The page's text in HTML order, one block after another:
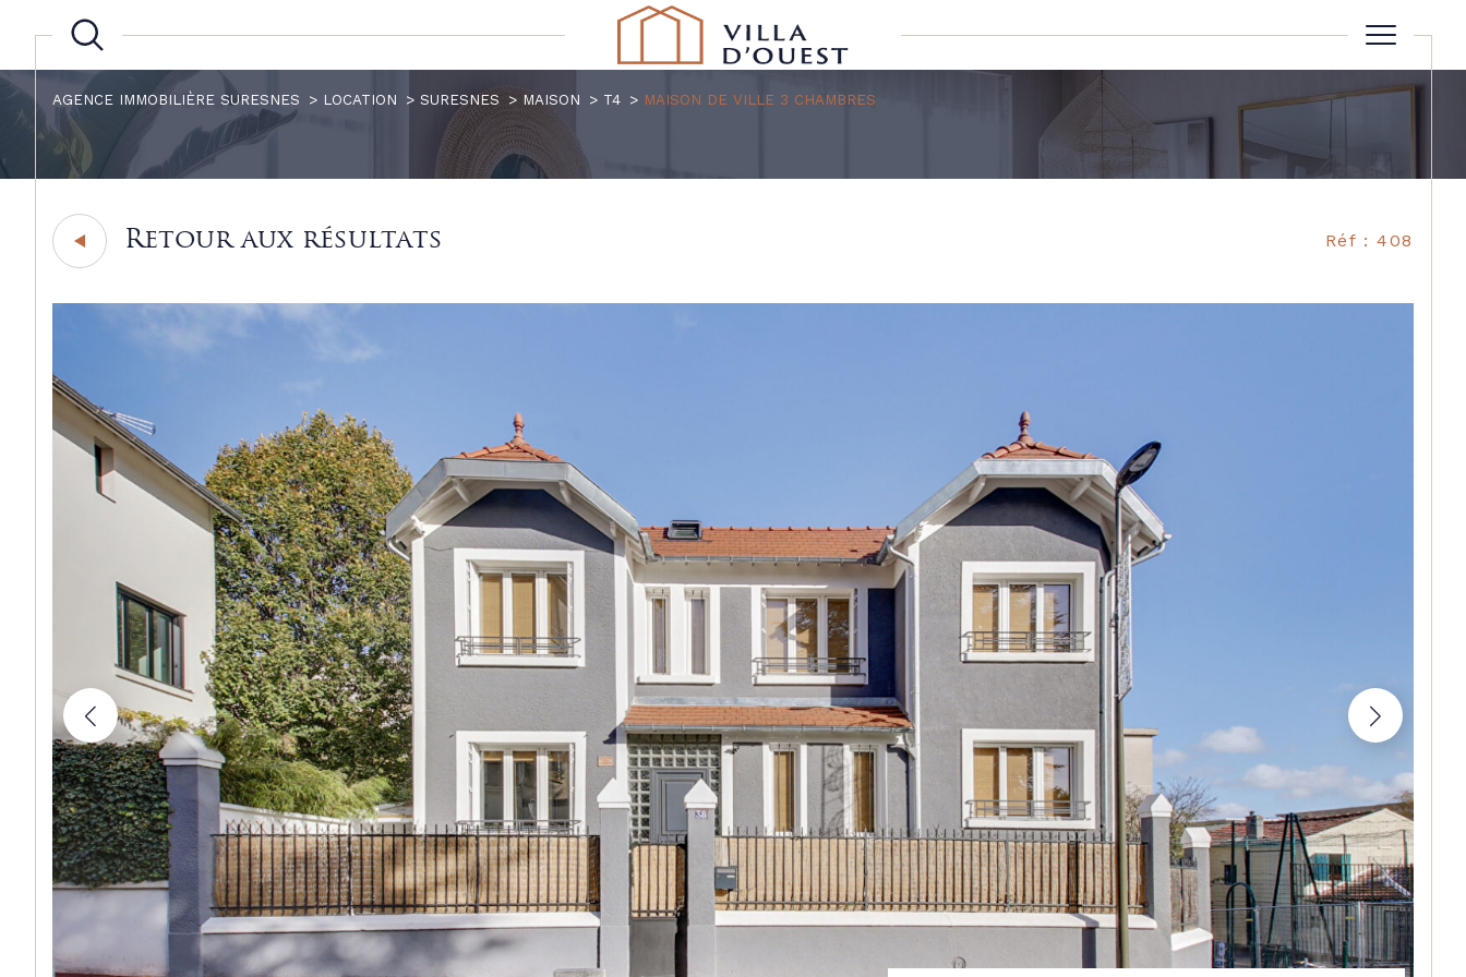
Réinitialiser les filtres
AGENCE IMMOBILIÈRE SURESNES LOCATION SURESNES MAISON T4 MAISON DE VILLE 3 CHAMBRES
Retour aux résultats Réf : 408